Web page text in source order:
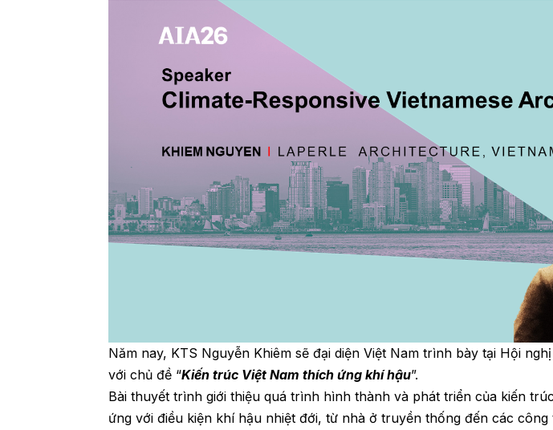
Năm nay, KTS Nguyễn Khiêm sẽ đại diện Việt Nam trình bày tại Hội
với chủ đề “Kiến trúc Việt Nam thích ứng khí hậu”.
Bài thuyết trình giới thiệu quá trình hình thành và phát triển của kiến
ứng với điều kiện khí hậu nhiệt đới, từ nhà ở truyền thống đến các